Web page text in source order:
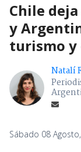
Chile
y
turismo y
Natalí
Sábado 08